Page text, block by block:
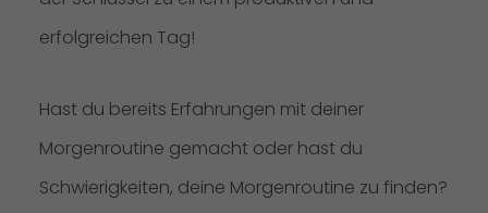
erfolgreichen Tag!
Hast du bereits Erfahrungen mit deiner
Morgenroutine gemacht oder hast du
Schwierigkeiten, deine Morgenroutine zu finden?